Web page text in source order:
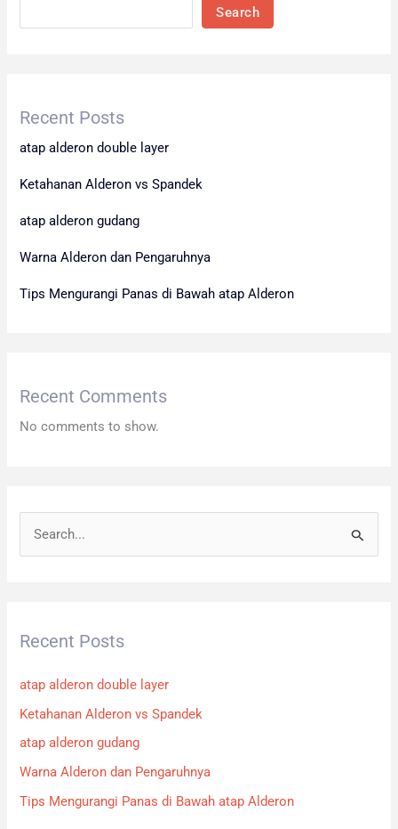
Search
Recent Posts
atap alderon double layer
Ketahanan Alderon vs Spandek
atap alderon gudang
Warna Alderon dan Pengaruhnya
Tips Mengurangi Panas di Bawah atap Alderon
Recent Comments
No comments to show.
c
f
o
r
:
Recent Posts
atap alderon double layer
Ketahanan Alderon vs Spandek
atap alderon gudang
Warna Alderon dan Pengaruhnya
Tips Mengurangi Panas di Bawah atap Alderon